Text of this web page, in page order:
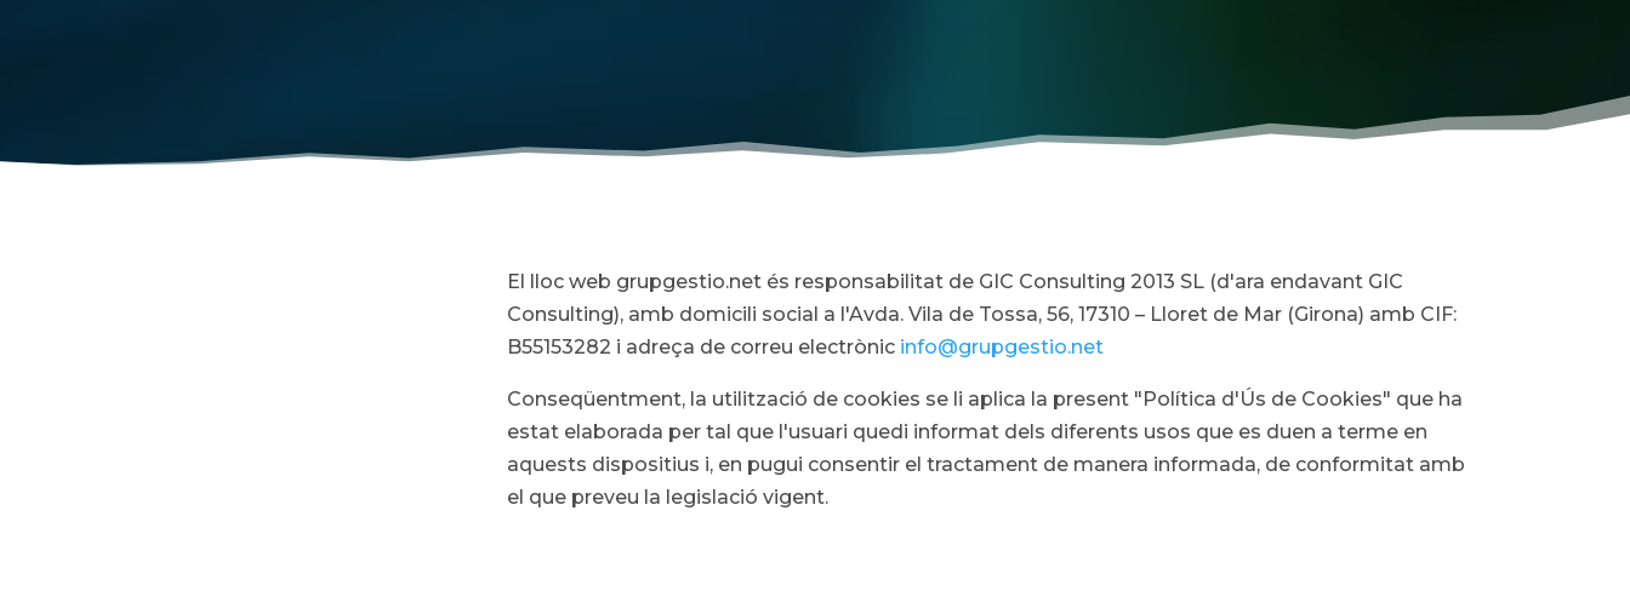
El lloc web grupgestio.net és responsabilitat de GIC Consulting 2013 SL (d'ara endavant GIC
Consulting), amb domicili social a l'Avda. Vila de Tossa, 56, 17310 – Lloret de Mar (Girona) amb CIF:
B55153282 i adreça de correu electrònic info@grupgestio.net
Conseqüentment, la utilització de cookies se li aplica la present "Política d'Ús de Cookies" que ha
estat elaborada per tal que l'usuari quedi informat dels diferents usos que es duen a terme en
aquests dispositius i, en pugui consentir el tractament de manera informada, de conformitat amb
el que preveu la legislació vigent.